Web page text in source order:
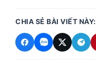
CHIA SẺ BÀI VIẾT NÀY: